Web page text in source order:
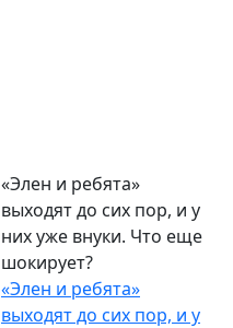
«Элен и ребята»
выходят до сих пор, и у
них уже внуки. Что еще
шокирует?
«Элен и ребята»
выходят до сих пор, и у